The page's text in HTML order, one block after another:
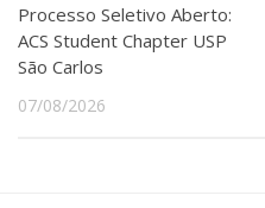
Processo Seletivo Aberto:
ACS Student Chapter USP
São Carlos
07/08/2026